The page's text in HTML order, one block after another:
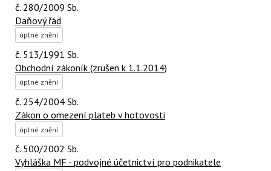
č. 280/2009 Sb.
Daňový řád
úplné znění
č. 513/1991 Sb.
Obchodní zákoník (zrušen k 1.1.2014)
úplné znění
č. 254/2004 Sb.
Zákon o omezení plateb v hotovosti
úplné znění
č. 500/2002 Sb.
Vyhláška MF - podvojné účetnictví pro podnikatele